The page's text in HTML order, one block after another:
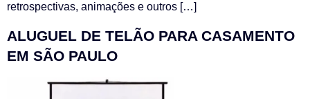
retrospectivas, animações e outros […]
ALUGUEL DE TELÃO PARA CASAMENTO
EM SÃO PAULO